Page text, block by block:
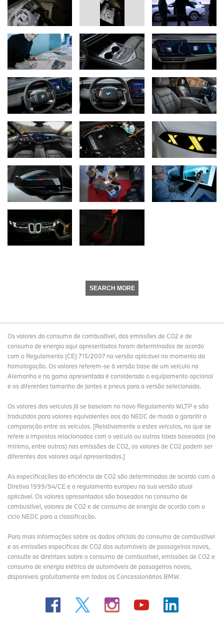
SEARCH MORE
Os valores do consumo de combustível, das emissões de CO2 e de
consumo de energia aqui apresentados foram determinados de acordo
com o Regulamento (CE) 715/2007 na versão aplicável no momento da
homologação. Os valores referem-se à versão base de um veículo na
Alemanha e na gama apresentada é considerado o equipamento opcional
e os diferentes tamanho de jantes e pneus para a versão selecionada.
Os valores dos veículos já se baseiam no novo Regulamento WLTP e são
traduzidos para valores equivalentes aos do NEDC de modo a garantir a
comparação entre os veículos. [Relativamente a estes veículos, no que se
refere a impostos relacionados com o veículo ou outras taxas baseadas (no
mínimo, entre outros) nas emissões de CO2, os valores de CO2 podem ser
diferentes dos valores aqui apresentados.]
As especificações da eficiência de CO2 são determinadas de acordo com a
Diretiva 1999/94/CE e o regulamento europeu na sua versão atual
aplicável. Os valores apresentados são baseados no consumo de
combustível, valores de CO2 e de consumo de energia de acordo com o
ciclo NEDC para a classificação.
Para mais informações sobre os dados oficiais do consumo de combustível
e as emissões específicas de CO2 dos automóveis de passageiros novos,
consulte as diretrizes sobre o consumo de combustível, emissões de CO2 e
consumo de energia elétrica de automóveis de passageiros novos,
disponíveis gratuitamente em todos os Concessionários BMW.